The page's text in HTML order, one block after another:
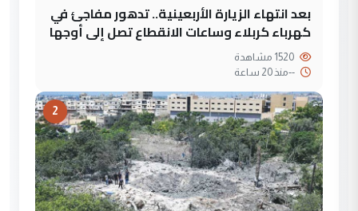
بعد انتهاء الزيارة الأربعينية.. تدهور مفاجئ في
كهرباء كربلاء وساعات الانقطاع تصل إلى أوجها
--منذ 20 ساعة
2